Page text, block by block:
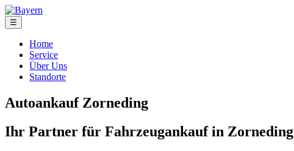
☰
Home
Service
Über Uns
Standorte
Autoankauf Zorneding
Ihr Partner für Fahrzeugankauf in Zorneding